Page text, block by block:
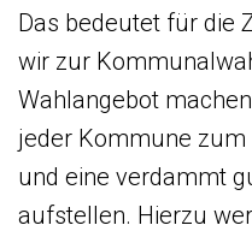
Das bedeutet für die
wir zur
Wahlangebot
jeder Kommune
und eine verdammt
aufstellen. Hierzu